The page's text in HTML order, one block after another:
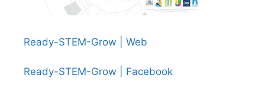
Ready-STEM-Grow | Web
Ready-STEM-Grow | Facebook